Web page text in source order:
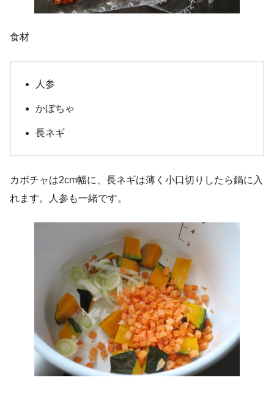
食材
人参
かぼちゃ
長ネギ
カボチャは2cm幅に、長ネギは薄く小口切りしたら鍋に入
れます。人参も一緒です。